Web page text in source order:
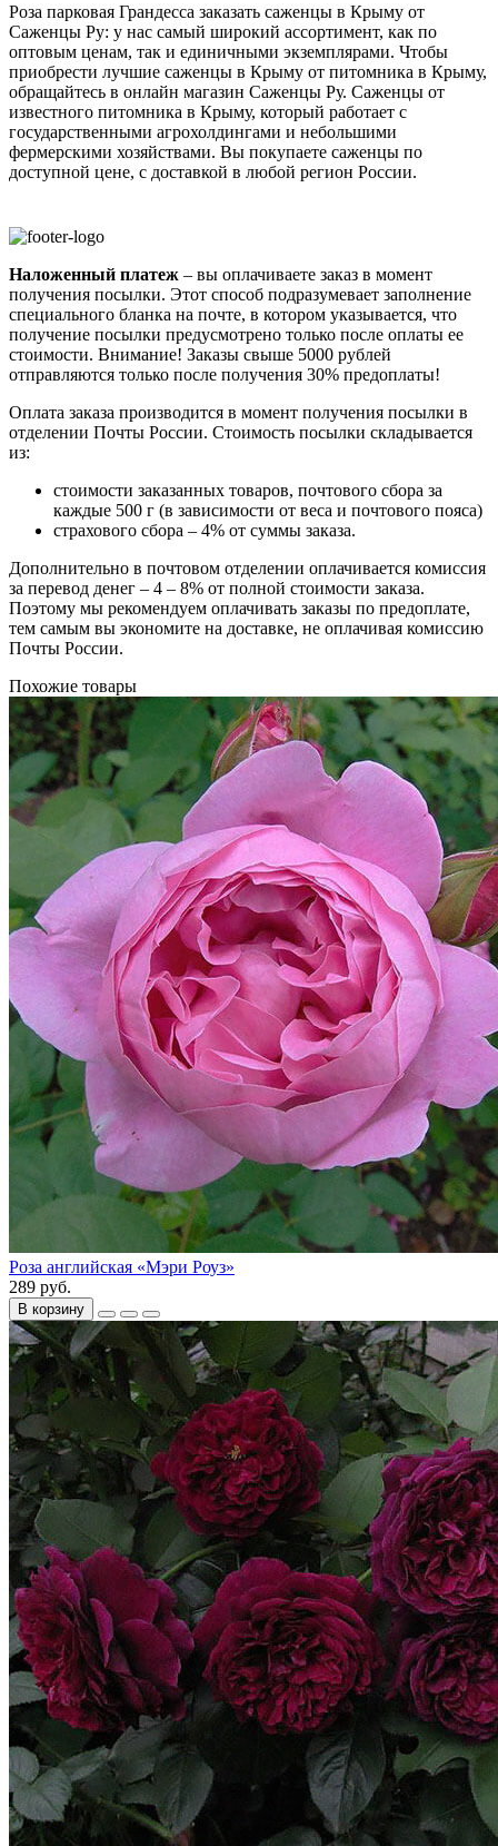
Роза парковая Грандесса заказать саженцы в Крыму от
Саженцы Ру: у нас самый широкий ассортимент, как по
оптовым ценам, так и единичными экземплярами. Чтобы
приобрести лучшие саженцы в Крыму от питомника в Крыму,
обращайтесь в онлайн магазин Саженцы Ру. Саженцы от
известного питомника в Крыму, который работает с
государственными агрохолдингами и небольшими
фермерскими хозяйствами. Вы покупаете саженцы по
доступной цене, с доставкой в любой регион России.
Наложенный платеж – вы оплачиваете заказ в момент
получения посылки. Этот способ подразумевает заполнение
специального бланка на почте, в котором указывается, что
получение посылки предусмотрено только после оплаты ее
стоимости. Внимание! Заказы свыше 5000 рублей
отправляются только после получения 30% предоплаты!
Оплата заказа производится в момент получения посылки в
отделении Почты России. Стоимость посылки складывается
из:
стоимости заказанных товаров, почтового сбора за
каждые 500 г (в зависимости от веса и почтового пояса)
страхового сбора – 4% от суммы заказа.
Дополнительно в почтовом отделении оплачивается комиссия
за перевод денег – 4 – 8% от полной стоимости заказа.
Поэтому мы рекомендуем оплачивать заказы по предоплате,
тем самым вы экономите на доставке, не оплачивая комиссию
Почты России.
Похожие товары
Роза английская «Мэри Роуз»
289 руб.
В корзину